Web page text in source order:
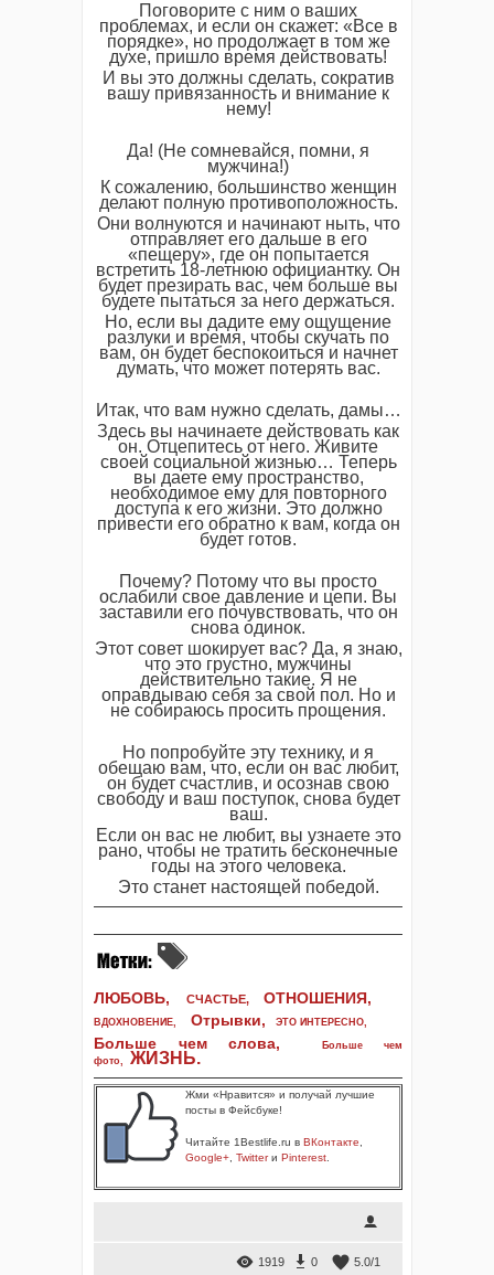
Поговорите с ним о ваших
проблемах, и если он скажет: «Все в
порядке», но продолжает в том же
духе, пришло время действовать!
И вы это должны сделать, сократив
вашу привязанность и внимание к
нему!
Да! (Не сомневайся, помни, я
мужчина!)
К сожалению, большинство женщин
делают полную противоположность.
Они волнуются и начинают ныть, что
отправляет его дальше в его
«пещеру», где он попытается
встретить 18-летнюю официантку. Он
будет презирать вас, чем больше вы
будете пытаться за него держаться.
Но, если вы дадите ему ощущение
разлуки и время, чтобы скучать по
вам, он будет беспокоиться и начнет
думать, что может потерять вас.
Итак, что вам нужно сделать, дамы…
Здесь вы начинаете действовать как
он. Отцепитесь от него. Живите
своей социальной жизнью… Теперь
вы даете ему пространство,
необходимое ему для повторного
доступа к его жизни. Это должно
привести его обратно к вам, когда он
будет готов.
Почему? Потому что вы просто
ослабили свое давление и цепи. Вы
заставили его почувствовать, что он
снова одинок.
Этот совет шокирует вас? Да, я знаю,
что это грустно, мужчины
действительно такие. Я не
оправдываю себя за свой пол. Но и
не собираюсь просить прощения.
Но попробуйте эту технику, и я
обещаю вам, что, если он вас любит,
он будет счастлив, и осознав свою
свободу и ваш поступок, снова будет
ваш.
Если он вас не любит, вы узнаете это
рано, чтобы не тратить бесконечные
годы на этого человека.
Это станет настоящей победой.
ЛЮБОВЬ, СЧАСТЬЕ, ОТНОШЕНИЯ,
ВДОХНОВЕНИЕ, Отрывки, ЭТО ИНТЕРЕСНО,
Больше чем слова,
Больше чем
фото, ЖИЗНЬ.
Жми «Нравится» и получай лучшие
посты в Фейсбуке!
Читайте 1Bestlife.ru в ВКонтакте
Google+ Twitterи Pinterest
1919 0 5.0/1